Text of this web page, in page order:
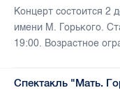
Концерт состоится 2
имени М. Горького.
19:00. Возрастное
Спектакль "Мать.